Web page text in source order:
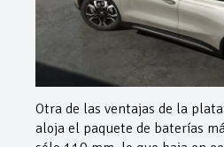
Otra de las ventajas de la
aloja el paquete de baterías